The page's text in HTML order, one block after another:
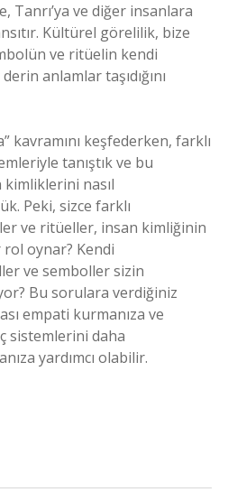
Tanrı’ya ve diğer insanlara
Kültürel görelilik, bize
ve ritüelin kendi
anlamlar taşıdığını
kavramını keşfederken, farklı
tanıştık ve bu
nasıl
Peki, sizce farklı
ve ritüeller, insan kimliğinin
oynar? Kendi
ve semboller sizin
Bu sorulara verdiğiniz
empati kurmanıza ve
sistemlerini daha
yardımcı olabilir.